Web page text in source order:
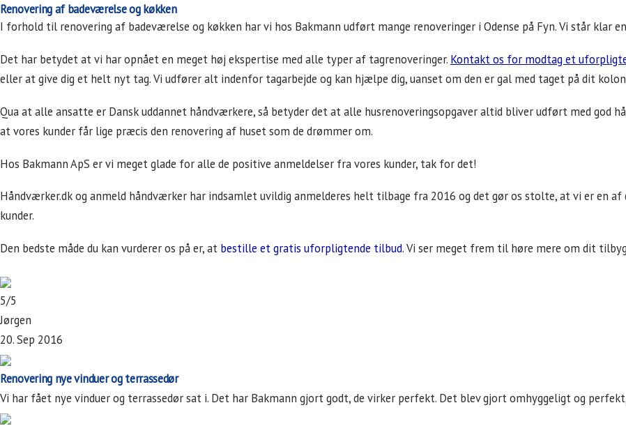
Renovering af badeværelse og køkken
I forhold til renovering af badeværelse og køkken har vi hos Bakmann udført mange renoveringer i Odense på Fyn. Vi står klar
Det har betydet at vi har opnået en meget høj ekspertise med alle typer af tagrenoveringer. Kontakt os for modtag et
eller at give dig et helt nyt tag. Vi udfører alt indenfor tagarbejde og kan hjælpe dig, uanset om den er gal med taget på dit
Qua at alle ansatte er Dansk uddannet håndværkere, så betyder det at alle husrenoveringsopgaver altid bliver udført med
at vores kunder får lige præcis den renovering af huset som de drømmer om.
Hos Bakmann ApS er vi meget glade for alle de positive anmeldelser fra vores kunder, tak for det!
Håndværker.dk og anmeld håndværker har indsamlet uvildig anmelderes helt tilbage fra 2016 og det gør os stolte, at vi er en
kunder.
Den bedste måde du kan vurderer os på er, at bestille et gratis uforpligtende tilbud. Vi ser meget frem til høre mere om dit
5/5
Jørgen
20. Sep 2016
Renovering nye vinduer og terrassedør
Vi har fået nye vinduer og terrassedør sat i. Det har Bakmann gjort godt, de virker perfekt. Det blev gjort omhyggeligt og